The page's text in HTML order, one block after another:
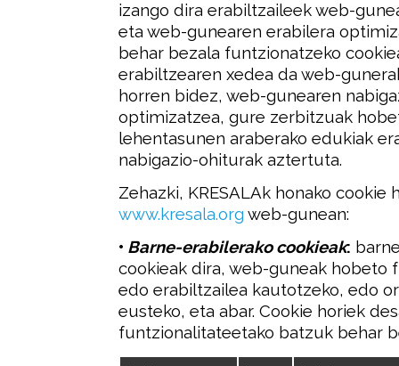
izango dira erabiltzaileek web-
eta web-gunearen erabilera
behar bezala funtzionatzeko
erabiltzearen xedea da web-
horren bidez, web-gunearen
optimizatzea, gure zerbitzuak
lehentasunen araberako edukiak
nabigazio-ohiturak aztertuta.
Zehazki, KRESALAk honako
www.kresala.org web-gunean:
• Barne-erabilerako cookieak:
cookieak dira, web-guneak hobeto
edo erabiltzailea kautotzeko, edo
eusteko, eta abar. Cookie horiek
funtzionalitateetako batzuk behar